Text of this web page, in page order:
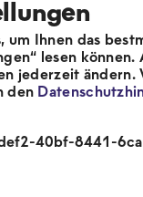
um Ihnen das
lesen
jederzeit
den
40bf-8441-